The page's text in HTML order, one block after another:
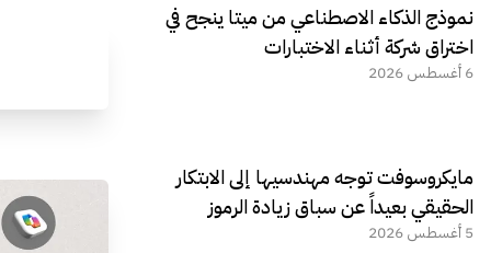
نموذج الذكاء الاصطناعي من ميتا ينجح في
اختراق شركة أثناء الاختبارات
6 أغسطس 2026
مايكروسوفت توجه مهندسيها إلى الابتكار
الحقيقي بعيداً عن سباق زيادة الرموز
5 أغسطس 2026